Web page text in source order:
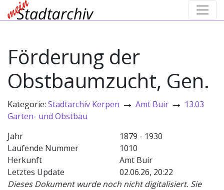
Förderung der
Obstbaumzucht, Gen.
Kategorie: Stadtarchiv Kerpen → Amt Buir → 13.03
Garten- und Obstbau
Jahr
1879 - 1930
Laufende Nummer
1010
Herkunft
Amt Buir
Letztes Update
02.06.26, 20:22
Dieses Dokument wurde noch nicht digitalisiert. Sie